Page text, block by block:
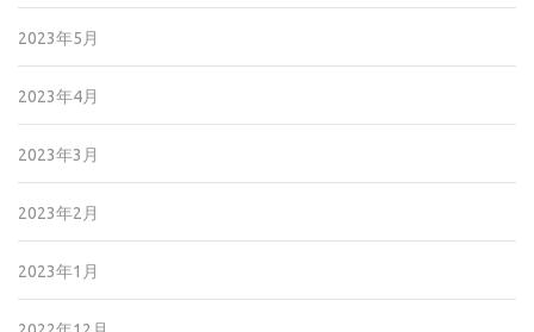
2023年5月
2023年4月
2023年3月
2023年2月
2023年1月